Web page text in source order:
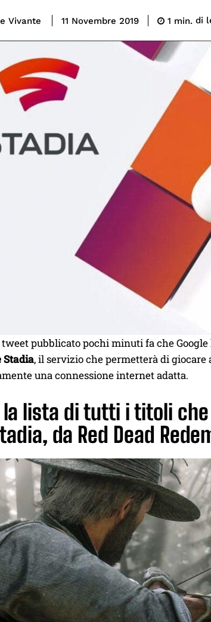
Vivante 11 Novembre 2019 1 min. di
pubblicato pochi minuti fa che
Stadia, il servizio che permetterà di giocare
una connessione internet adatta.
la lista di tutti i titoli
da Red Dead